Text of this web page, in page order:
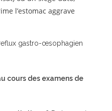
l’estomac aggrave
gastro-œsophagien
cours des examens de